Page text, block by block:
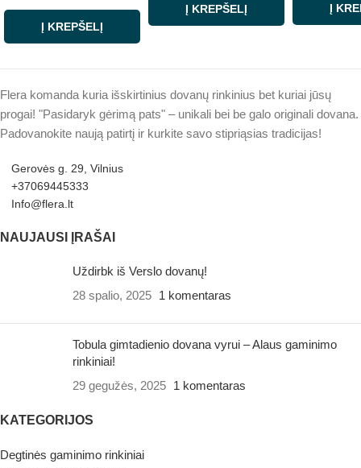
Į KREPŠELĮ
Į KREPŠELĮ Į
Flera komanda kuria išskirtinius dovanų rinkinius bet kuriai jūsų
progai! "Pasidaryk gėrimą pats" – unikali bei be galo originali dovana.
Padovanokite naują patirtį ir kurkite savo stipriąsias tradicijas!
Gerovės g. 29, Vilnius
+37069445333
Info@flera.lt
NAUJAUSI ĮRAŠAI
Uždirbk iš Verslo dovanų!
28 spalio, 2025 1 komentaras
Tobula gimtadienio dovana vyrui – Alaus gaminimo
rinkiniai!
29 gegužės, 2025 1 komentaras
KATEGORIJOS
Degtinės gaminimo rinkiniai